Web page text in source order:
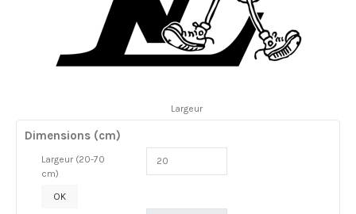
Largeur
Dimensions (cm)
Largeur (20-70
cm)
OK